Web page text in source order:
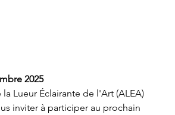
2025
Lueur Éclairante de l'Art (ALEA)
inviter à participer au prochain